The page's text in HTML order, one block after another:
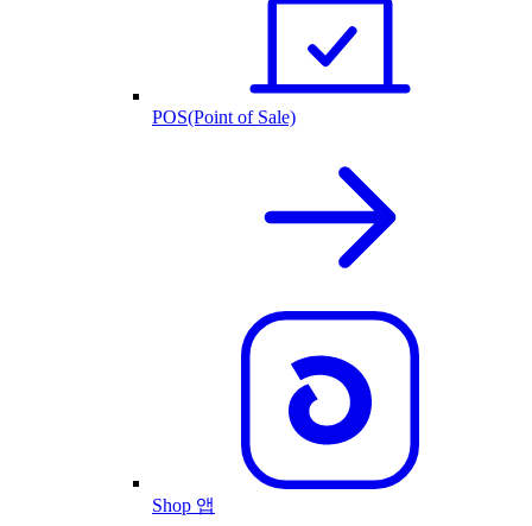
POS(Point of Sale)
Shop 앱